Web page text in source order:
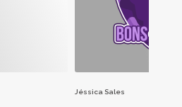
Jéssica Sales